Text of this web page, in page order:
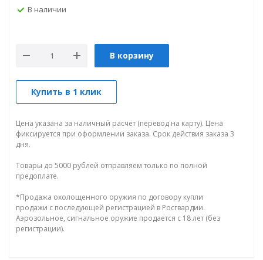
В наличии
В корзину
Купить в 1 клик
Цена указана за наличный расчёт (перевод на карту). Цена
фиксируется при оформлении заказа. Срок действия заказа 3
дня.
Товары до 5000 рублей отправляем только по полной
предоплате.
*Продажа охолощенного оружия по договору купли
продажи с последующей регистрацией в Росгвардии.
Аэрозольное, сигнальное оружие продается с 18 лет (без
регистрации).